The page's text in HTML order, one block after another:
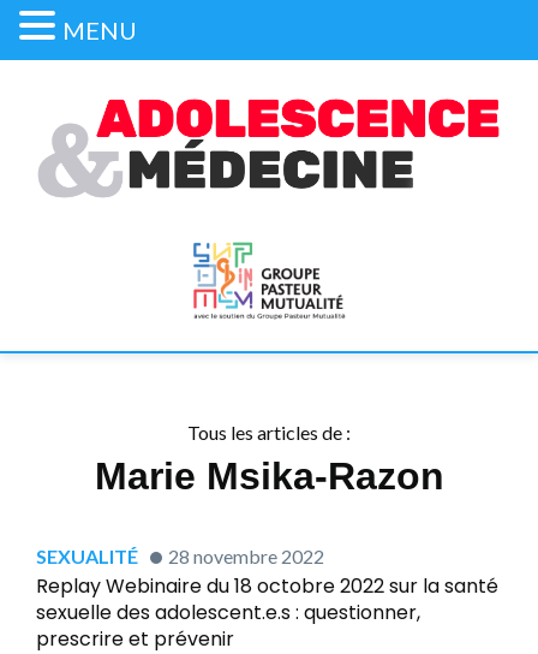
Tous les articles de :
Marie Msika-Razon
SEXUALITÉ 28 novembre 2022
Replay Webinaire du 18 octobre 2022 sur la santé
sexuelle des adolescent.e.s : questionner,
prescrire et prévenir
MENU